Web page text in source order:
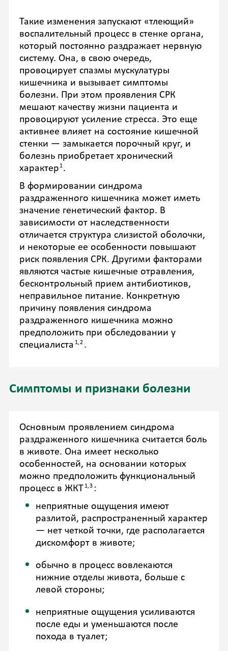
Такие изменения запускают «тлеющий»
воспалительный процесс в стенке органа,
который постоянно раздражает нервную
систему. Она, в свою очередь,
провоцирует спазмы мускулатуры
кишечника и вызывает симптомы
болезни. При этом проявления СРК
мешают качеству жизни пациента и
провоцируют усиление стресса. Это еще
активнее влияет на состояние кишечной
стенки — замыкается порочный круг, и
болезнь приобретает хронический
характер 1.
В формировании синдрома
раздраженного кишечника может иметь
значение генетический фактор. В
зависимости от наследственности
отличается структура слизистой оболочки,
и некоторые ее особенности повышают
риск появления СРК. Другими факторами
являются частые кишечные отравления,
бесконтрольный прием антибиотиков,
неправильное питание. Конкретную
причину появления синдрома
раздраженного кишечника можно
предположить при обследовании у
специалиста 1,2 .
Симптомы и признаки болезни
Основным проявлением синдрома
раздраженного кишечника считается боль
в животе. Она имеет несколько
особенностей, на основании которых
можно предположить функциональный
процесс в ЖКТ 1,3 :
неприятные ощущения имеют
разлитой, распространенный характер
— нет четкой точки, где располагается
дискомфорт в животе;
обычно в процесс вовлекаются
нижние отделы живота, больше с
левой стороны;
неприятные ощущения усиливаются
после еды и уменьшаются после
похода в туалет;